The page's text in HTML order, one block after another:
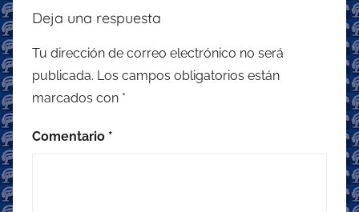
Deja una respuesta
Tu dirección de correo electrónico no será
publicada. Los campos obligatorios están
marcados con *
Comentario *